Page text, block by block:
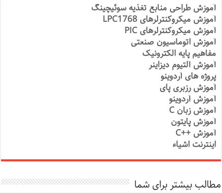
آموزش طراحی منابع تغذیه سوئیچینگ
آموزش میکروکنترلرهای LPC1768
آموزش میکروکنترلرهای PIC
آموزش اتوماسیون صنعتی
مفاهیم پایه الکترونیک
آموزش آلتیوم دیزاینر
پروژه های آردوینو
آموزش رزبری پای
آموزش آردوینو
آموزش زبان C
آموزش پایتون
آموزش ++C
اینترنت اشیاء
مطالب بیشتر برای شما